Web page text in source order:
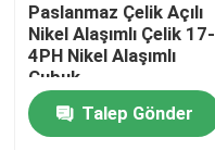
Ev
Paslanmaz Çelik Açılı
Nikel Alaşımlı Çelik 17-
4PH Nikel Alaşımlı
Çubuk
Talep Gönder